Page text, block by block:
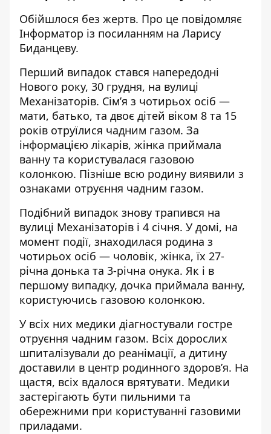
Обійшлося без жертв. Про це повідомляє
Інформатор із посиланням на Ларису
Биданцеву.
Перший випадок стався напередодні
Нового року, 30 грудня, на вулиці
Механізаторів. Сім’я з чотирьох осіб —
мати, батько, та двоє дітей віком 8 та 15
років отруїлися чадним газом. За
інформацією лікарів, жінка приймала
ванну та користувалася газовою
колонкою. Пізніше всю родину виявили з
ознаками отруєння чадним газом.
Подібний випадок знову трапився на
вулиці Механізаторів і 4 січня. У домі, на
момент події, знаходилася родина з
чотирьох осіб — чоловік, жінка, їх 27-
річна донька та 3-річна онука. Як і в
першому випадку, дочка приймала ванну,
користуючись газовою колонкою.
У всіх них медики діагностували гостре
отруєння чадним газом. Всіх дорослих
шпиталізували до реанімації, а дитину
доставили в центр родинного здоров’я. На
щастя, всіх вдалося врятувати. Медики
застерігають бути пильними та
обережними при користуванні газовими
приладами.